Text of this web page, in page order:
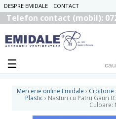
DESPRE EMIDALE CONTACT
Telefon contact (mobil):
Mercerie online Emidale › Croitorie
Plastic› Nasturi cu Patru Gauri
Culoare: